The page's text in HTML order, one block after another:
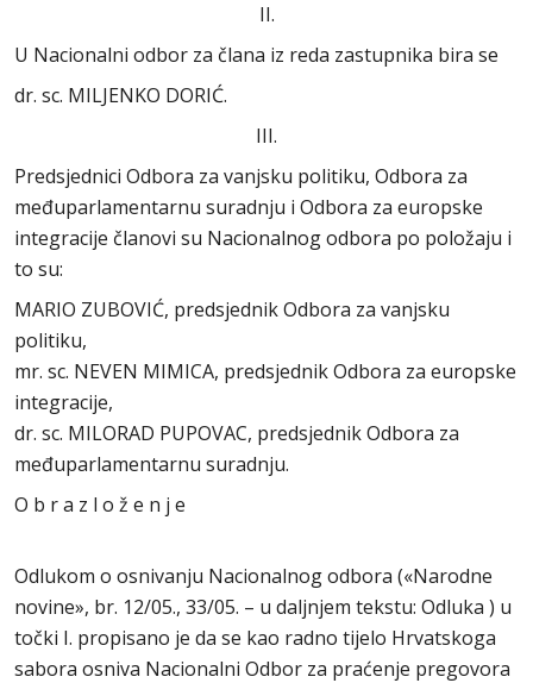
II.
U Nacionalni odbor za člana iz reda zastupnika bira se
dr. sc. MILJENKO DORIĆ.
III.
Predsjednici Odbora za vanjsku politiku, Odbora za
međuparlamentarnu suradnju i Odbora za europske
integracije članovi su Nacionalnog odbora po položaju i
to su:
MARIO ZUBOVIĆ, predsjednik Odbora za vanjsku
politiku,
mr. sc. NEVEN MIMICA, predsjednik Odbora za europske
integracije,
dr. sc. MILORAD PUPOVAC, predsjednik Odbora za
međuparlamentarnu suradnju.
O b r a z l o ž e n j e
Odlukom o osnivanju Nacionalnog odbora («Narodne
novine», br. 12/05., 33/05. – u daljnjem tekstu: Odluka ) u
točki I. propisano je da se kao radno tijelo Hrvatskoga
sabora osniva Nacionalni Odbor za praćenje pregovora